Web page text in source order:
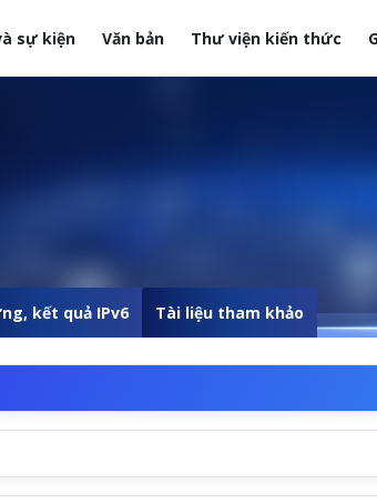
sự kiện Văn bản Thư viện kiến thức
kết quả IPv6 Tài liệu tham khảo